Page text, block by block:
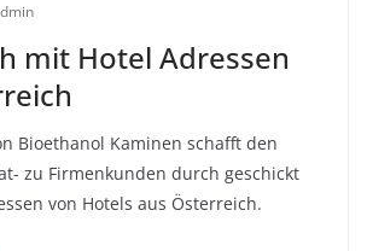
mit Hotel Adressen
Bioethanol Kaminen schafft den
zu Firmenkunden durch geschickt
von Hotels aus Österreich.